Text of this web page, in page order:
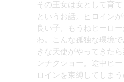
その王女は女として育
というお話。ヒロイン
良い子。もうねヒーロ
わ。こんな孤独な環境
きな天使がやってきた
ンチクショー。途中ヒ
ロインを束縛してしま